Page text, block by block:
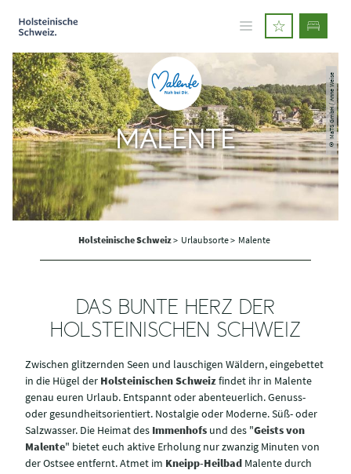
© MaTS GmbH / Anne Weise
MALENTE
Holsteinische Schweiz> Urlaubsorte > Malente
DAS BUNTE HERZ DER
HOLSTEINISCHEN SCHWEIZ
Zwischen glitzernden Seen und lauschigen Wäldern, eingebettet
in die Hügel der Holsteinischen Schweizfindet ihr in Malente
genau euren Urlaub. Entspannt oder abenteuerlich. Genuss-
oder gesundheitsorientiert. Nostalgie oder Moderne. Süß- oder
Salzwasser. Die Heimat des Immenhofs und des "Geists von
Malente" bietet euch aktive Erholung nur zwanzig Minuten von
der Ostsee entfernt. Atmet im Kneipp-Heilbad Malente durch